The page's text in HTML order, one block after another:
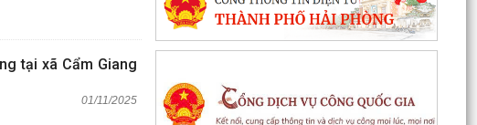
tại xã Cẩm Giang
01/11/2025